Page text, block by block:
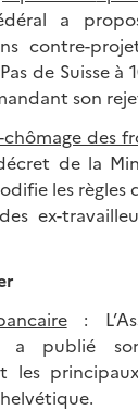
a
contre-
de Suisse à
son
chômage des
de la
les règles
ex-
:
a publié
les